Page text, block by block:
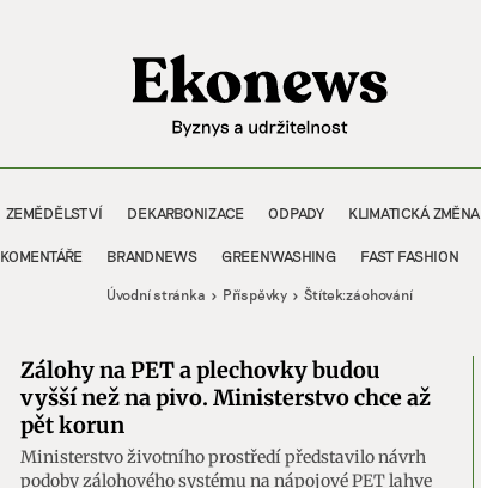
ZEMĚDĚLSTVÍ DEKARBONIZACE ODPADY KLIMATICKÁ ZMĚNA
KOMENTÁŘE BRANDNEWS GREENWASHING FAST FASHION
Úvodní stránka Příspěvky Štítek:záohování
Zálohy na PET a plechovky budou
vyšší než na pivo. Ministerstvo chce až
pět korun
Ministerstvo životního prostředí představilo návrh
podoby zálohového systému na nápojové PET lahve